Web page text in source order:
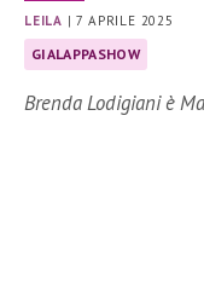
LEILA |7 APRILE 2025
GIALAPPASHOW
Brenda Lodigiani è